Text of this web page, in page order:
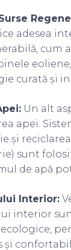
adesea
cum
curată și
Un alt
apei.
și
sunt
de apă
Interior:
interior
și